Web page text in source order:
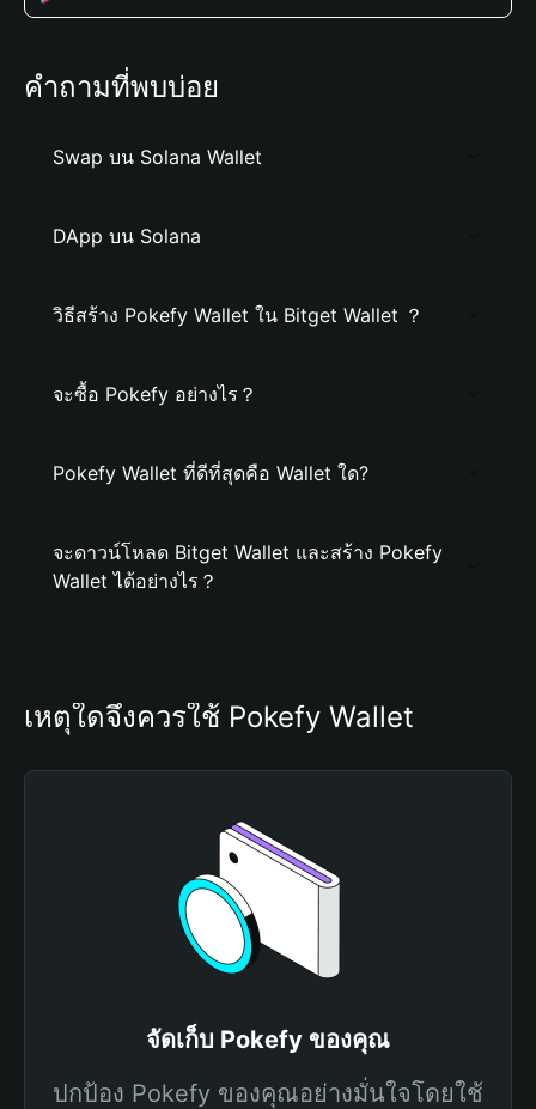
คำถามที่พบบ่อย
Swap บน Solana Wallet
DApp บน Solana
วิธีสร้าง Pokefy Wallet ใน Bitget Wallet ？
จะซื้อ Pokefy อย่างไร？
Pokefy Wallet ที่ดีที่สุดคือ Wallet ใด?
จะดาวน์โหลด Bitget Wallet และสร้าง Pokefy
Wallet ได้อย่างไร？
เหตุใดจึงควรใช้ Pokefy Wallet
จัดเก็บ Pokefy ของคุณ
ปกป้อง Pokefy ของคุณอย่างมั่นใจโดยใช้